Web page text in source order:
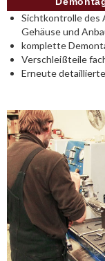
Sichtkontrolle des
Gehäuse und
komplette
Verschleißteile
Erneute